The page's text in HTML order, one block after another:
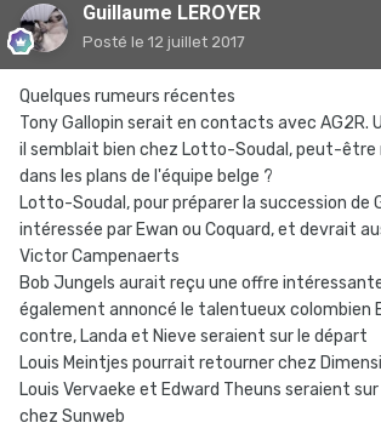
Guillaume LEROYER
Posté le 12 juillet 2017
Quelques rumeurs récentes
Tony Gallopin serait en contacts avec AG2R.
il semblait bien chez Lotto-Soudal, peut-
dans les plans de l'équipe belge ?
Lotto-Soudal, pour préparer la succession de
intéressée par Ewan ou Coquard, et devrait
Victor Campenaerts
Bob Jungels aurait reçu une offre
également annoncé le talentueux colombien
contre, Landa et Nieve seraient sur le départ
Louis Meintjes pourrait retourner chez
Louis Vervaeke et Edward Theuns seraient
chez Sunweb